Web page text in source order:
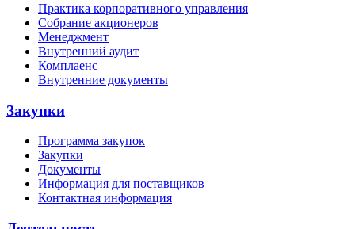
Практика корпоративного управления
Собрание акционеров
Менеджмент
Внутренний аудит
Комплаенс
Внутренние документы
Закупки
Программа закупок
Закупки
Документы
Информация для поставщиков
Контактная информация